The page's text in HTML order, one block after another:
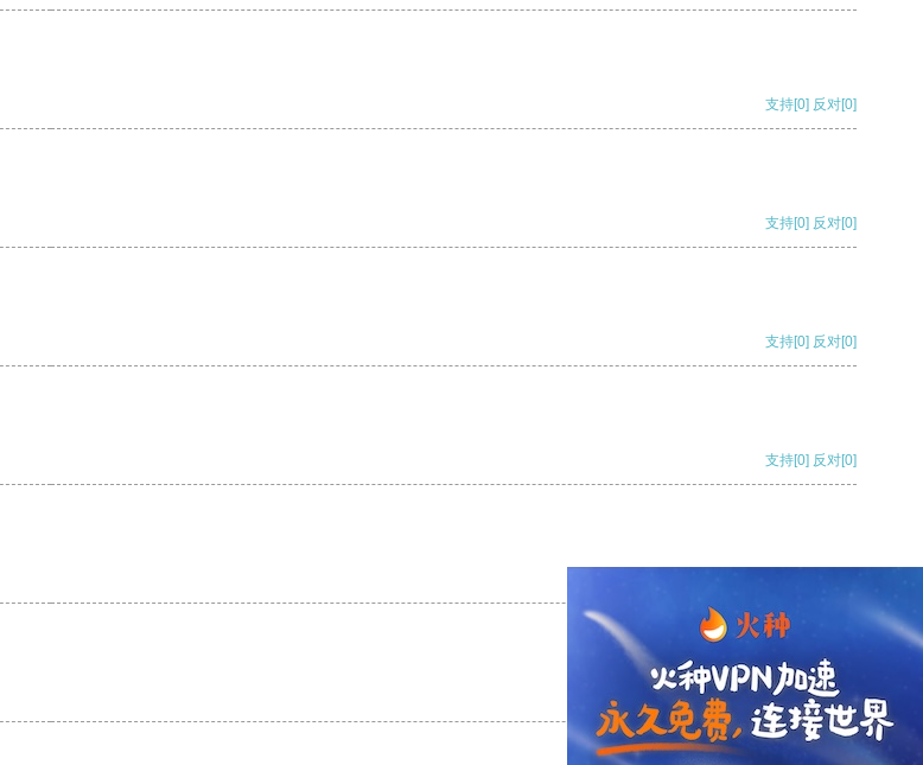
支持[0] 反对[0]
支持[0] 反对[0]
支持[0] 反对[0]
支持[0] 反对[0]
支持 [0] 反对 [0]